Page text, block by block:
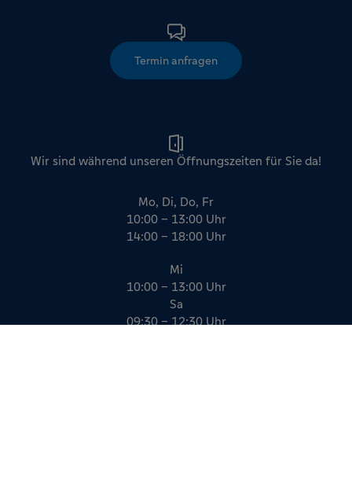
Termin anfragen
Wir sind während unseren Öffnungszeiten für Sie da!
Mo, Di, Do, Fr
10:00 – 13:00 Uhr
14:00 – 18:00 Uhr
Mi
10:00 – 13:00 Uhr
Sa
09:30 – 12:30 Uhr